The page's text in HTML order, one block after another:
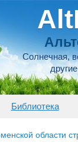
Солнечная,
Библиотека
области